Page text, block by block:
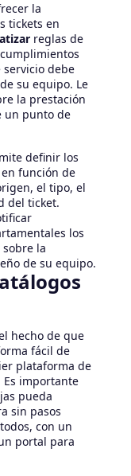
la
tickets en
reglas de
servicio debe
su equipo. Le
la prestación
un punto de
definir los
función de
el tipo, el
del ticket.
los
la
de su equipo.
hecho de que
fácil de
plataforma de
Es importante
pueda
sin pasos
con un
portal para